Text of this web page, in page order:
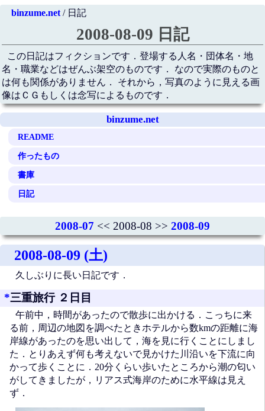
binzume.net/ 日記
2008-08-09 日記
この日記はフィクションです．登場する人名・団体名・地
名・職業などはぜんぶ架空のものです． なので実際のものと
は何も関係がありません． それから，写真のように見える画
像はＣＧもしくは念写によるものです．
binzume.net
README
作ったもの
書庫
日記
2008-07 << 2008-08 >> 2008-09
2008-08-09 (土)
久しぶりに長い日記です．
*三重旅行 ２日目
午前中，時間があったので散歩に出かける．こっちに来
る前，周辺の地図を調べたときホテルから数kmの距離に海
岸線があったのを思い出して，海を見に行くことにしまし
た．とりあえず何も考えないで見かけた川沿いを下流に向
かって歩くことに．20分くらい歩いたところから潮の匂い
がしてきましたが，リアス式海岸のために水平線は見え
ず．